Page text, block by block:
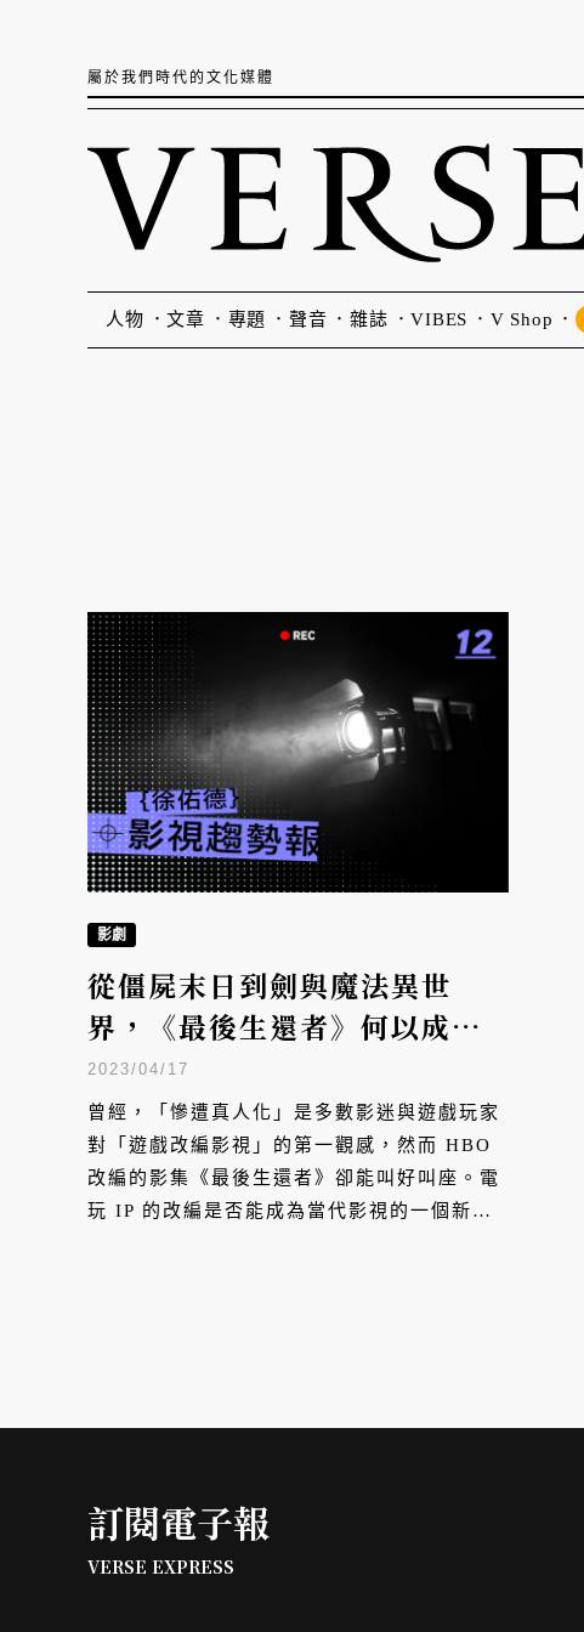
屬於我們時代的文化媒體
人物 文章 專題 聲音 雜誌 VIBES V Shop
影劇
從僵屍末日到劍與魔法異世
界，《最後生還者》何以成為
「遊戲改編影視」旗艦？
2023/04/17
曾經，「慘遭真人化」是多數影迷與遊戲玩家
對「遊戲改編影視」的第一觀感，然而 HBO
改編的影集《最後生還者》卻能叫好叫座。電
玩 IP 的改編是否能成為當代影視的一個新的
訂閱電子報
VERSE EXPRESS